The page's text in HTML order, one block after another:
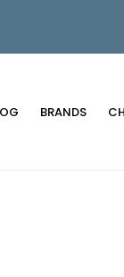
BRANDS